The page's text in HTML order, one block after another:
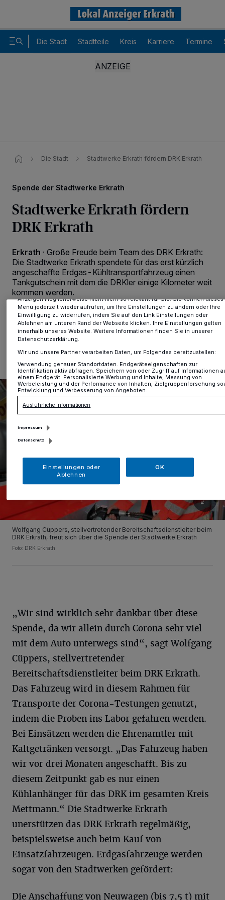
Die Stadt Stadtteile Kreis Karriere Termine
Die Stadt Stadtwerke Erkrath fördern DRK Erkrath
Spende der Stadtwerke Erkrath
Stadtwerke Erkrath fördern
DRK Erkrath
Erkrath · Große Freude beim Team des DRK Erkrath:
Die Stadtwerke Erkrath spendete für das erst kürzlich
angeschaffte Erdgas-Kühltransportfahrzeug einen
Tankgutschein mit dem die DRKler einige Kilometer weit
kommen werden.
04.03.2021 , 16:15 Uhr Eine Minute Lesezeit
Wolfgang Cüppers, stellvertretender Bereitschaftsdienstleiter beim
DRK Erkrath, freut sich über die Spende der Stadtwerke Erkrath
Foto: DRK Erkrath
„Wir sind wirklich sehr dankbar über diese
Spende, da wir allein durch Corona sehr viel
mit dem Auto unterwegs sind“, sagt Wolfgang
Cüppers, stellvertretender
Bereitschaftsdienstleiter beim DRK Erkrath.
Das Fahrzeug wird in diesem Rahmen für
Transporte der Corona-Testungen genutzt,
indem die Proben ins Labor gefahren werden.
Bei Einsätzen werden die Ehrenamtler mit
Kaltgetränken versorgt. „Das Fahrzeug haben
wir vor drei Monaten angeschafft. Bis zu
diesem Zeitpunkt gab es nur einen
Kühlanhänger für das DRK im gesamten Kreis
Mettmann.“ Die Stadtwerke Erkrath
unerstützen das DRK Erkrath regelmäßig,
beispielsweise auch beim Kauf von
Einsatzfahrzeugen. Erdgasfahrzeuge werden
sogar von den Stadtwerken gefördert:
Die Anschaffung von Neuwagen (bis 7,5 t) mit
Wir und unsere 218-Partner speichern und greifen auf personenbezogene
Daten wie Browserdaten oder eindeutige Kennungen auf Ihrem Gerät zu.
Auswahl von OK aktivieren Sie Tracking-Technologien für die unter „Wir und
unsere Partner verarbeiten Daten, um Ihnen Dienste bereitzustellen“
aufgeführten Zwecke. Wenn Tracker deaktiviert sind, sind manche Inhalte
Anzeigen möglicherweise nicht mehr so relevant für Sie. Sie können dieses
Menü jederzeit wieder aufrufen, um Ihre Einstellungen zu ändern oder Ihre
Einwilligung zu widerrufen, indem Sie auf den Link Einstellungen oder
Ablehnen am unteren Rand der Webseite klicken. Ihre Einstellungen gelten
innerhalb unseres Website. Weitere Informationen finden Sie in unserer
Datenschutzerklärung.
Wir und unsere Partner verarbeiten Daten, um Folgendes bereitzustellen:
Verwendung genauer Standortdaten. Endgeräteeigenschaften zur
Identifikation aktiv abfragen. Speichern von oder Zugriff auf Informationen
einem Endgerät. Personalisierte Werbung und Inhalte, Messung von
Werbeleistung und der Performance von Inhalten, Zielgruppenforschung
Entwicklung und Verbesserung von Angeboten.
Ausführliche Informationen
Impressum
Datenschutz
Einstellungen oder
Ablehnen
OK